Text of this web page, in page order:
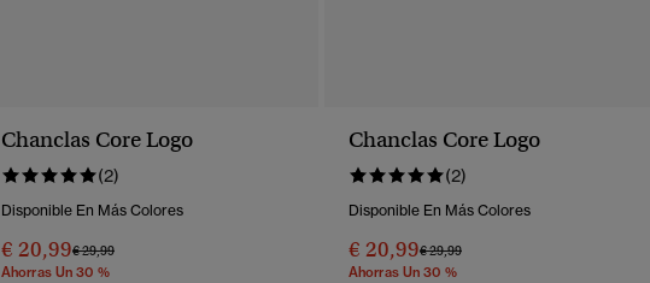
Chanclas Core Logo
(2)
Disponible En Más Colores
€ 20,99Precio Rebajado De
€ 29,99A
Ahorras Un 30 %
Chanclas Core Logo
(2)
Disponible En Más Colores
€ 20,99Precio Rebajado De
€ 29,99A
Ahorras Un 30 %